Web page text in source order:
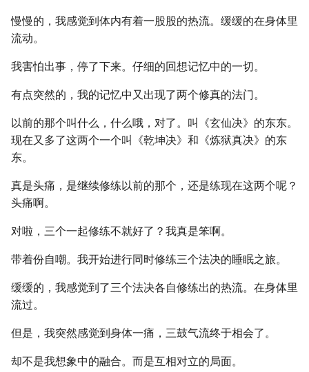
慢慢的，我感觉到体内有着一股股的热流。缓缓的在身体里
流动。
我害怕出事，停了下来。仔细的回想记忆中的一切。
有点突然的，我的记忆中又出现了两个修真的法门。
以前的那个叫什么，什么哦，对了。叫《玄仙决》的东东。
现在又多了这两个一个叫《乾坤决》和《炼狱真决》的东
东。
真是头痛，是继续修练以前的那个，还是练现在这两个呢？
头痛啊。
对啦，三个一起修练不就好了？我真是笨啊。
带着份自嘲。我开始进行同时修练三个法决的睡眠之旅。
缓缓的，我感觉到了三个法决各自修练出的热流。在身体里
流过。
但是，我突然感觉到身体一痛，三鼓气流终于相会了。
却不是我想象中的融合。而是互相对立的局面。